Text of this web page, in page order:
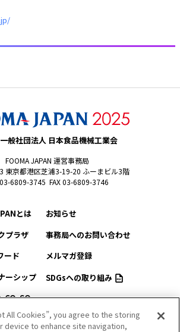
般社団法人 日本食品機械工業会
FOOMA JAPAN 運営事務局
東京都港区芝浦3-19-20 ふーまビル3階
6809-3745 FAX 03-6809-3746
とは
プラザ
ード
ーシップ
CO-SO
FOOMA
お知らせ
事務局へのお問い合わせ
メルマガ登録
SDGsへの取り組み
プライバシーポリシー
All Cookies”, you agree to the storing
device to enhance site navigation,